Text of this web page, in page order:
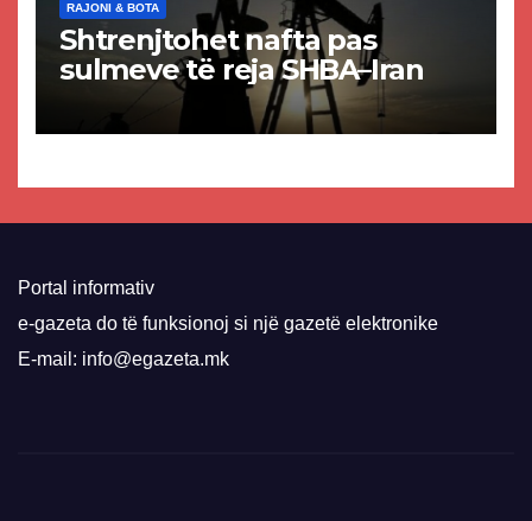
RAJONI & BOTA
Shtrenjtohet nafta pas
sulmeve të reja SHBA–Iran
Portal informativ
e-gazeta do të funksionoj si një gazetë elektronike
E-mail: info@egazeta.mk